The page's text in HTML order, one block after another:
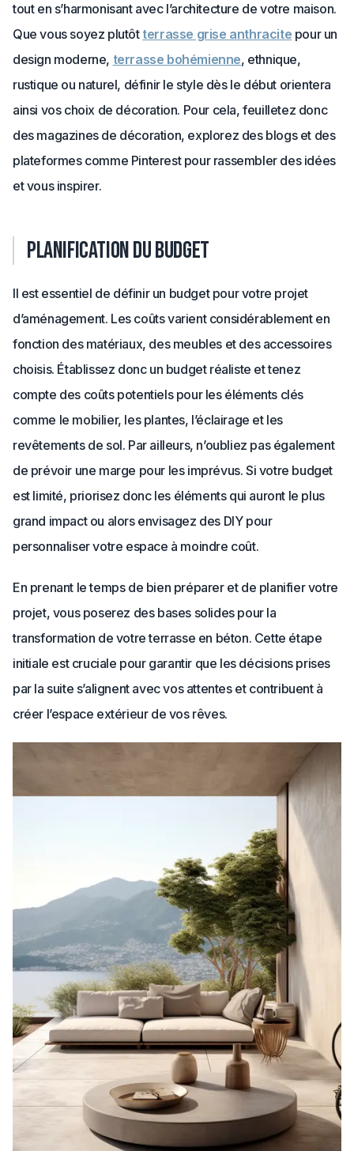
tout en s’harmonisant avec l’architecture de votre maison.
Que vous soyez plutôt terrasse grise anthracite pour un
design moderne, terrasse bohémienne, ethnique,
rustique ou naturel, définir le style dès le début orientera
ainsi vos choix de décoration. Pour cela, feuilletez donc
des magazines de décoration, explorez des blogs et des
plateformes comme Pinterest pour rassembler des idées
et vous inspirer.
Planification du budget
Il est essentiel de définir un budget pour votre projet
d’aménagement. Les coûts varient considérablement en
fonction des matériaux, des meubles et des accessoires
choisis. Établissez donc un budget réaliste et tenez
compte des coûts potentiels pour les éléments clés
comme le mobilier, les plantes, l’éclairage et les
revêtements de sol. Par ailleurs, n’oubliez pas également
de prévoir une marge pour les imprévus. Si votre budget
est limité, priorisez donc les éléments qui auront le plus
grand impact ou alors envisagez des DIY pour
personnaliser votre espace à moindre coût.
En prenant le temps de bien préparer et de planifier votre
projet, vous poserez des bases solides pour la
transformation de votre terrasse en béton. Cette étape
initiale est cruciale pour garantir que les décisions prises
par la suite s’alignent avec vos attentes et contribuent à
créer l’espace extérieur de vos rêves.